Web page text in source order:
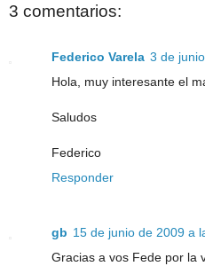
3 comentarios:
Federico Varela 3 de
Hola, muy interesante el
Saludos
Federico
Responder
gb 15 de junio de 2009 a
Gracias a vos Fede por la